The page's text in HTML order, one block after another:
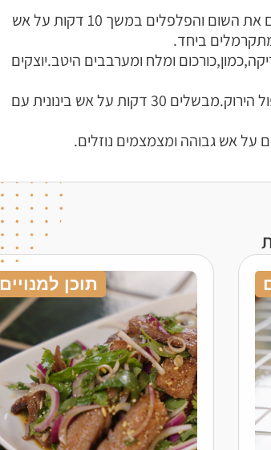
בסיר רחב יוצקים שמן זית ומטגנים את השום והפלפלים במשך 10 דקות על אש
ביחד.
ומלח ומערבבים היטב.יוצקים
מביאים לרתיחה ומוסיפים את הפול הירוק.מבשלים 30 דקות על אש בינונית עם
על אש גבוהה ומצמצמים נוזלים.
תוכן למנויים